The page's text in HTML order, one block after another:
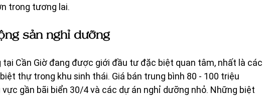
trong tương lai.
sản nghỉ dưỡng
Cần Giờ đang được giới đầu tư đặc biệt quan tâm, nhất là các
thự trong khu sinh thái. Giá bán trung bình 80 - 100 triệu
gần bãi biển 30/4 và các dự án nghỉ dưỡng nhỏ. Những biệt